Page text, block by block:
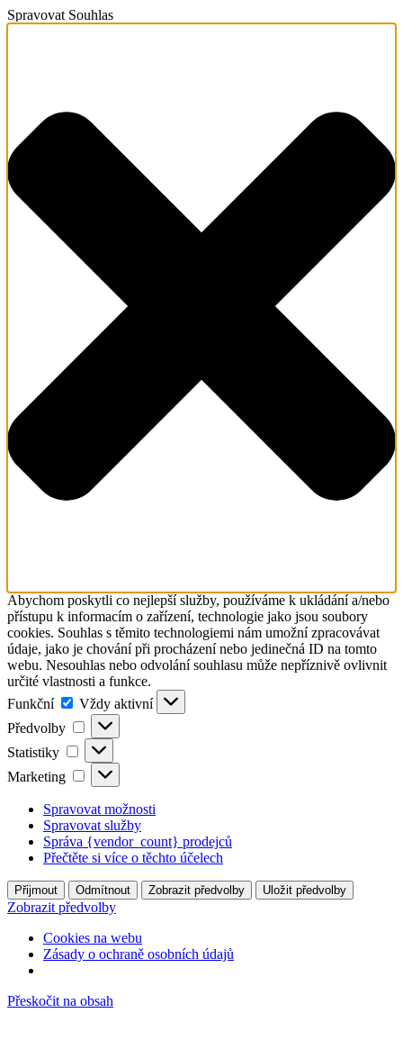
Spravovat Souhlas
Abychom poskytli co nejlepší služby, používáme k ukládání a/nebo
přístupu k informacím o zařízení, technologie jako jsou soubory
cookies. Souhlas s těmito technologiemi nám umožní zpracovávat
údaje, jako je chování při procházení nebo jedinečná ID na tomto
webu. Nesouhlas nebo odvolání souhlasu může nepříznivě ovlivnit
určité vlastnosti a funkce.
Funkční
Funkční
Vždy aktivní
Předvolby
Předvolby
Statistiky Statistiky
Marketing Marketing
Spravovat možnosti
Spravovat služby
Správa {vendor_count} prodejců
Přečtěte si více o těchto účelech
Přijmout Odmítnout Zobrazit předvolby Uložit předvolby
Zobrazit předvolby
Cookies na webu
Zásady o ochraně osobních údajů
Přeskočit na obsah